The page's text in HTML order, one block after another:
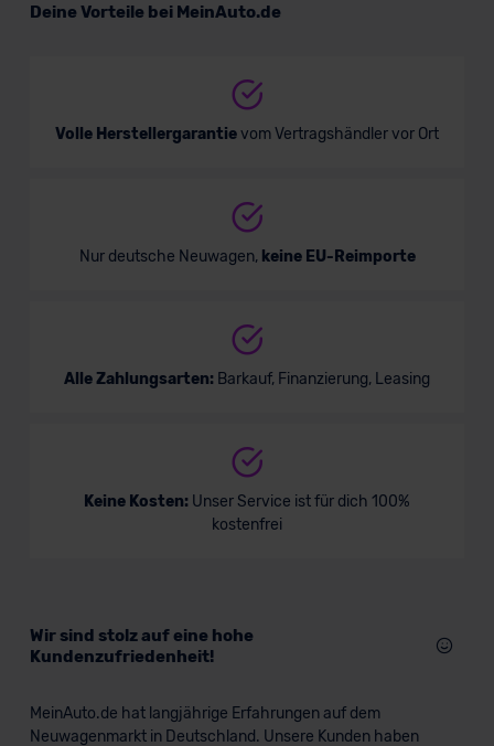
Deine Vorteile bei MeinAuto.de
Volle Herstellergarantievom Vertragshändler vor Ort
Nur deutsche Neuwagen, keine EU-Reimporte
Alle Zahlungsarten: Barkauf, Finanzierung, Leasing
Keine Kosten: Unser Service ist für dich 100%
kostenfrei
Wir sind stolz auf eine hohe
Kundenzufriedenheit!
MeinAuto.de hat langjährige Erfahrungen auf dem
Neuwagenmarkt in Deutschland. Unsere Kunden haben